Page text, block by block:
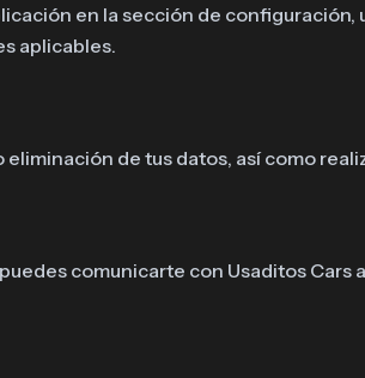
en la sección de configuración,
aplicables.
de tus datos, así como
comunicarte con Usaditos Cars